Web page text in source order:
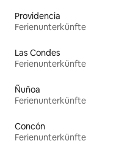
Providencia
Ferienunterkünfte
Las Condes
Ferienunterkünfte
Ñuñoa
Ferienunterkünfte
Concón
Ferienunterkünfte